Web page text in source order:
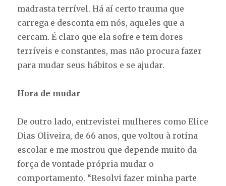
madrasta terrível. Há aí certo trauma que
carrega e desconta em nós, aqueles que a
cercam. É claro que ela sofre e tem dores
terríveis e constantes, mas não procura fazer
para mudar seus hábitos e se ajudar.
Hora de mudar
De outro lado, entrevistei mulheres como Elice
Dias Oliveira, de 66 anos, que voltou à rotina
escolar e me mostrou que depende muito da
força de vontade própria mudar o
comportamento. “Resolvi fazer minha parte